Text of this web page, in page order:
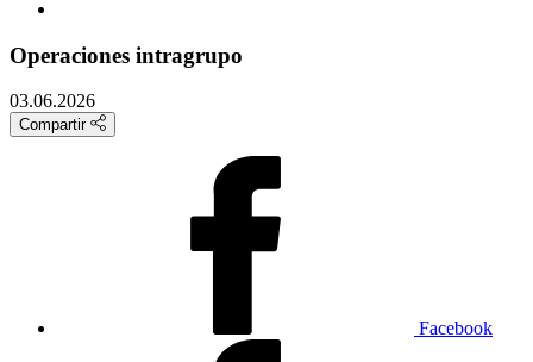
Operaciones intragrupo
03.06.2026
Compartir
Facebook